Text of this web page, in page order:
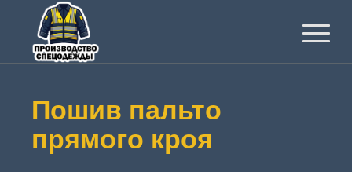
Пошив пальто
прямого кроя